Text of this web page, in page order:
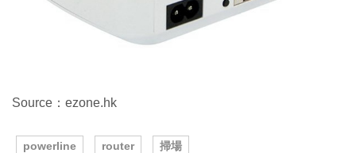
Source：ezone.hk
powerline router 掃場